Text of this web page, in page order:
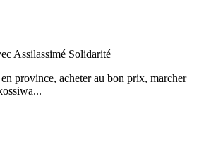
Assilassimé Solidarité
province, acheter au bon prix, marcher